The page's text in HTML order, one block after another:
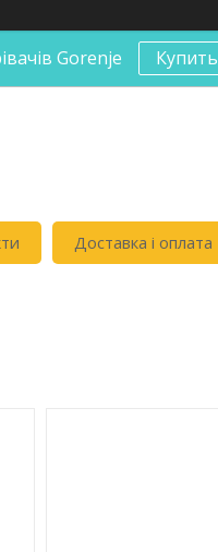
Gorenje Купить
Доставка і оплата